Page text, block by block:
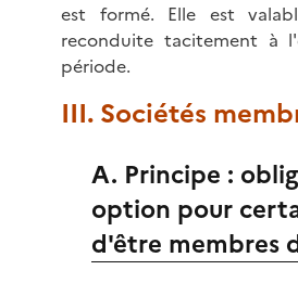
est formé. Elle est
reconduite tacitement à
période.
III. Sociétés
A. Principe :
option pour
d'être membres